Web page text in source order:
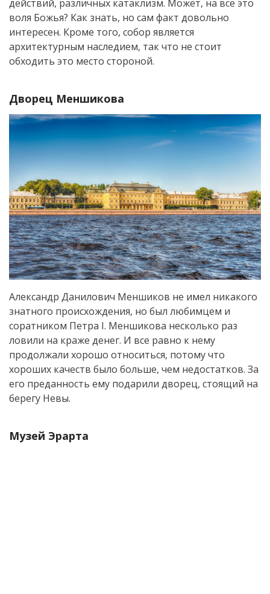
действий, различных катаклизм. Может, на все это
воля Божья? Как знать, но сам факт довольно
интересен. Кроме того, собор является
архитектурным наследием, так что не стоит
обходить это место стороной.
Дворец Меншикова
Александр Данилович Меншиков не имел никакого
знатного происхождения, но был любимцем и
соратником Петра I. Меншикова несколько раз
ловили на краже денег. И все равно к нему
продолжали хорошо относиться, потому что
хороших качеств было больше, чем недостатков. За
его преданность ему подарили дворец, стоящий на
берегу Невы.
Музей Эрарта